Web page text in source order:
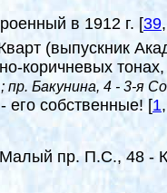
в 1912 г. [39
(выпускник
коричневых
пр. Бакунина, 4 - 3-я
- его собственные! [1,
пр. П.С., 48 -